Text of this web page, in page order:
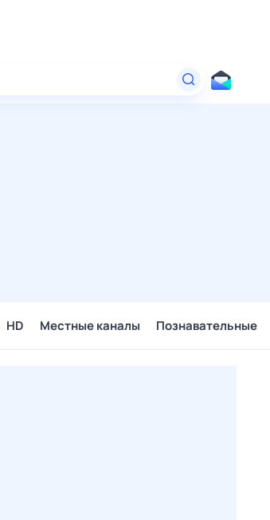
HD Местные каналы Познавательные